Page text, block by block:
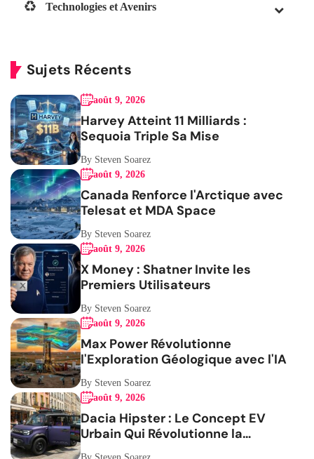
Technologies et Avenirs
Sujets Récents
août 9, 2026
Harvey Atteint 11 Milliards :
Sequoia Triple Sa Mise
By Steven Soarez
août 9, 2026
Canada Renforce l'Arctique avec
Telesat et MDA Space
By Steven Soarez
août 9, 2026
X Money : Shatner Invite les
Premiers Utilisateurs
By Steven Soarez
août 9, 2026
Max Power Révolutionne
l'Exploration Géologique avec l'IA
By Steven Soarez
août 9, 2026
Dacia Hipster : Le Concept EV
Urbain Qui Révolutionne la
Mobilité